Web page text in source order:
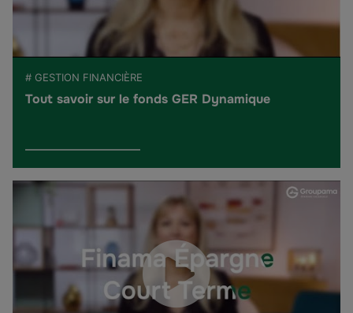
# GESTION FINANCIÈRE
Tout savoir sur le fonds GER Dynamique